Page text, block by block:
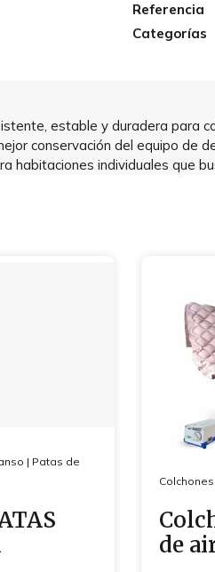
Referencia
Categorías
estable y duradera para
conservación del equipo de
habitaciones individuales que
| Patas de
Colchones
de